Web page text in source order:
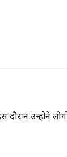
दौरान उन्होंने